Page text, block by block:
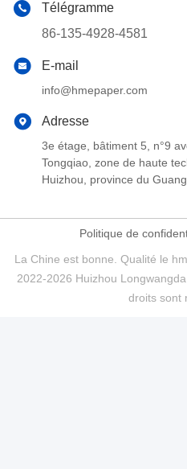
Télégramme
86-135-4928-4581
E-mail
info@hmepaper.com
Adresse
3e étage, bâtiment 5, n°9
Tongqiao, zone de haute
Huizhou, province du
Politique de
La Chine est bonne. Qualité le
2022-2026 Huizhou
droits sont